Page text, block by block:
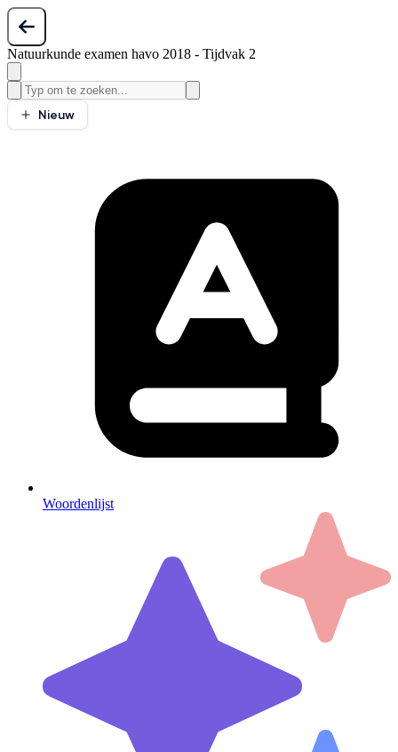
Natuurkunde examen havo 2018 - Tijdvak 2
Nieuw
Woordenlijst